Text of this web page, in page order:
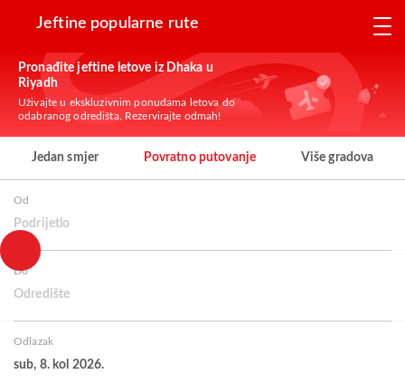
Jeftine popularne rute
Pronađite jeftine letove iz Dhaka u
Riyadh
Uživajte u ekskluzivnim ponudama letova do
odabranog odredišta. Rezervirajte odmah!
Jedan smjer Povratno putovanje Više gradova
Od
Podrijetlo
Do
Odredište
Odlazak
sub, 8. kol 2026.